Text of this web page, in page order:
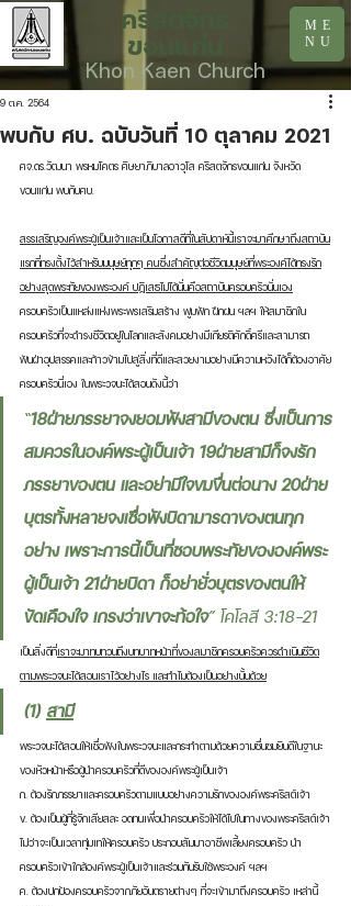
ME
NU
คริสตจักร
ขอนแก่น
Khon Kaen Church
พบกับ ศบ. ฉบับวันที่ 10 ตุลาคม 2021
9 ต.ค. 2564
ศจ.ดร.วัฒนา พรหมโคตร ศิษยาภิบาลอาวุโส คริสตจักรขอนแก่น จังหวัด
ขอนแก่น พบกับศบ.
สรรเสริญองค์พระผู้เป็นเจ้าและเป็นโอกาสดีที่ในสัปดาห์นี้เราจะมาศึกษาถึงสถาบัน
แรกที่ทรงตั้งไว้สำหรับมนุษย์ทุกๆ คนซึ่งสำคัญต่อชีวิตมนุษย์ที่พระองค์ได้ทรงรัก
อย่างสุดพระทัยของพระองค์ ปฏิเสธไม่ได้นั่นคือสถาบันครอบครัวนั่นเอง
ครอบครัวเป็นแหล่งแห่งพระพรเสริมสร้าง ฟูมฟัก ฝึกฝน ฯลฯ ให้สมาชิกใน
ครอบครัวที่จะดำรงชีวิตอยู่ในโลกและสังคมอย่างมีเกียรติศักดิ์ศรีและสามารถ
ฟันฝ่าอุปสรรคและก้าวข้ามไปสู่สิ่งที่ดีและสวยงามอย่างมีความหวังได้ก็ต้องอาศัย
ครอบครัวนี่เอง ในพระวจนะได้สอนดังนี้ว่า
“18ฝ่ายภรรยาจงยอมฟังสามีของตน ซึ่งเป็นการ
สมควรในองค์พระผู้เป็นเจ้า 19ฝ่ายสามีก็จงรัก
ภรรยาของตน และอย่ามีใจขมขื่นต่อนาง 20ฝ่าย
บุตรทั้งหลายจงเชื่อฟังบิดามารดาของตนทุก
อย่าง เพราะการนี้เป็นที่ชอบพระทัยขององค์พระ
ผู้เป็นเจ้า 21ฝ่ายบิดา ก็อย่ายั่วบุตรของตนให้
ขัดเคืองใจ เกรงว่าเขาจะท้อใจ” โคโลสี 3:18-21
เป็นสิ่งดีที่เราจะมาทบทวนถึงบทบาทหน้าที่ของสมาชิกครอบครัวควรดำเนินชีวิต
ตามพระวจนะได้สอนเราไว้อย่างไร และทำไมต้องเป็นอย่างนั้นด้วย
(1) สามี
พระวจนะได้สอนให้เชื่อฟังในพระวจนะและกระทำตามด้วยความชื่นชมยินดีในฐานะ
ของหัวหน้าหรือผู้นำครอบครัวที่ดีขององค์พระผู้เป็นเจ้า
ก. ต้องรักภรรยาและครอบครัวตามแบบอย่างความรักขององค์พระคริสต์เจ้า
ข. ต้องเป็นผู้ที่รู้จักเสียสละ อดทนเพื่อนำครอบครัวให้ได้ไปในทางของพระคริสต์เจ้า
ไม่ว่าจะเป็นเวลาทุ่มเทให้ครอบครัว ประกอบสัมมาอาชีพเลี้ยงครอบครัว นำ
ครอบครัวเข้าใกล้องค์พระผู้เป็นเจ้าและร่วมกันรับใช้พระองค์ ฯลฯ
ค. ต้องปกป้องครอบครัวจากภัยอันตรายต่างๆ ที่จะเข้ามาถึงครอบครัว เหล่านี้